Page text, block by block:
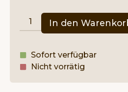
In den
Sofort verfügbar
Nicht vorrätig